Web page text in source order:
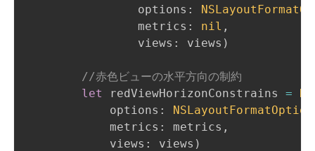
                options
:
                metrics
: nil ,
                views
: views )
//赤色ビューの水平方向の制約
let
redViewHorizonConstrains =
            options
:
            metrics
: metrics ,
            views
: views )